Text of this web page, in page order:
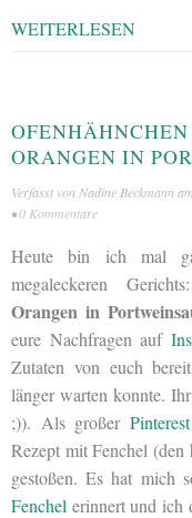
WEITERLESEN
ORANGEN IN
Verfasst von Nadine Beckmann am
•0 Kommentare
Heute bin ich mal
megaleckeren
Orangen in
eure Nachfragen auf
Zutaten von euch
länger warten konnte.
;)). Als großer Pinterest
Rezept mit Fenchel (den
gestoßen. Es hat mich
Fenchel erinnert und ich